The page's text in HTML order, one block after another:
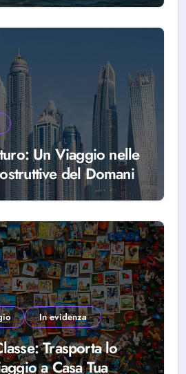
Un Viaggio nelle
del Domani
In evidenza
Trasporta lo
a Casa Tua